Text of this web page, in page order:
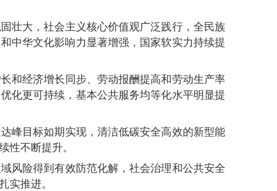
壮大，社会主义核心价值观广泛践行，全民族
中华文化影响力显著增强，国家软实力持续提
和经济增长同步、劳动报酬提高和劳动生产率
化更可持续，基本公共服务均等化水平明显提
峰目标如期实现，清洁低碳安全高效的新型能
性不断提升。
风险得到有效防范化解，社会治理和公共安全
实推进。